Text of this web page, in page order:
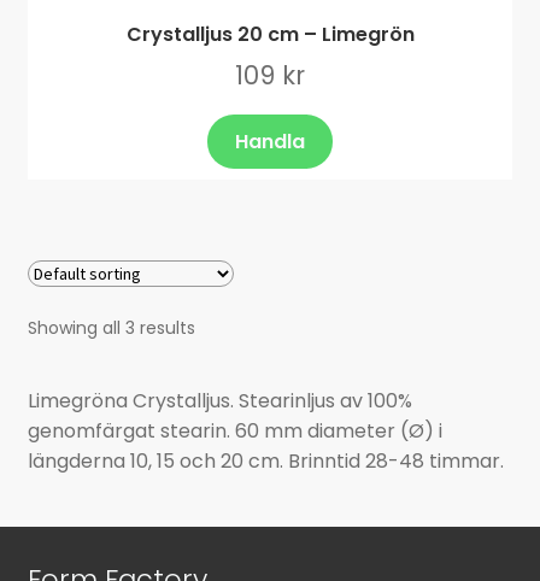
Crystalljus 20 cm – Limegrön
109 kr
Handla
Showing all 3 results
Limegröna Crystalljus. Stearinljus av 100%
genomfärgat stearin. 60 mm diameter (Ø) i
längderna 10, 15 och 20 cm. Brinntid 28-48 timmar.